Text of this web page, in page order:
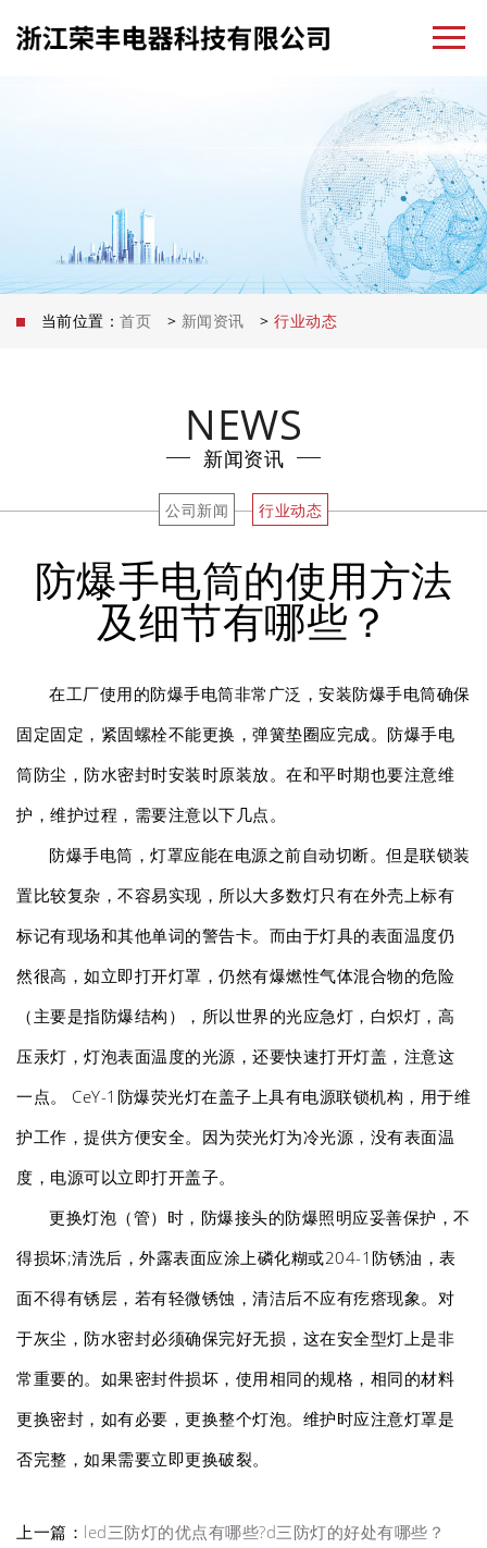
当前位置： 首页 > 新闻资讯 > 行业动态
NEWS
新闻资讯
公司新闻 行业动态
防爆手电筒的使用方法
及细节有哪些？
在工厂使用的防爆手电筒非常广泛，安装防爆手电筒确保
固定固定，紧固螺栓不能更换，弹簧垫圈应完成。防爆手电
筒防尘，防水密封时安装时原装放。在和平时期也要注意维
护，维护过程，需要注意以下几点。
防爆手电筒，灯罩应能在电源之前自动切断。但是联锁装
置比较复杂，不容易实现，所以大多数灯只有在外壳上标有
标记有现场和其他单词的警告卡。而由于灯具的表面温度仍
然很高，如立即打开灯罩，仍然有爆燃性气体混合物的危险
（主要是指防爆结构），所以世界的光应急灯，白炽灯，高
压汞灯，灯泡表面温度的光源，还要快速打开灯盖，注意这
一点。 CeY-1防爆荧光灯在盖子上具有电源联锁机构，用于维
护工作，提供方便安全。因为荧光灯为冷光源，没有表面温
度，电源可以立即打开盖子。
更换灯泡（管）时，防爆接头的防爆照明应妥善保护，不
得损坏;清洗后，外露表面应涂上磷化糊或204-1防锈油，表
面不得有锈层，若有轻微锈蚀，清洁后不应有疙瘩现象。对
于灰尘，防水密封必须确保完好无损，这在安全型灯上是非
常重要的。如果密封件损坏，使用相同的规格，相同的材料
更换密封，如有必要，更换整个灯泡。维护时应注意灯罩是
否完整，如果需要立即更换破裂。
上一篇： led三防灯的优点有哪些?d三防灯的好处有哪些？